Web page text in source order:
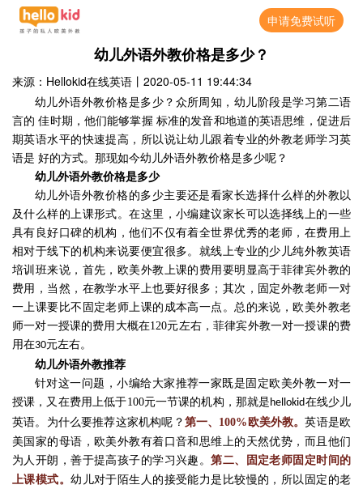
申请免费试听
幼儿外语外教价格是多少？
来源：Hellokid在线英语 丨 2020-05-11 19:44:34
幼儿外语外教价格是多少？众所周知，幼儿阶段是学习第二语
言的 佳时期，他们能够掌握 标准的发音和地道的英语思维，促进后
期英语水平的快速提高，所以说让幼儿跟着专业的外教老师学习英
语是 好的方式。那现如今幼儿外语外教价格是多少呢？
幼儿外语外教价格是多少
幼儿外语外教价格的多少主要还是看家长选择什么样的外教以
及什么样的上课形式。在这里，小编建议家长可以选择线上的一些
具有良好口碑的机构，他们不仅有着全世界优秀的老师，在费用上
相对于线下的机构来说要便宜很多。就线上专业的少儿纯外教英语
培训班来说，首先，欧美外教上课的费用要明显高于菲律宾外教的
费用，当然，在教学水平上也要好很多；其次，固定外教老师一对
一上课要比不固定老师上课的成本高一点。总的来说，欧美外教老
师一对一授课的费用大概在120元左右，菲律宾外教一对一授课的费
用在30元左右。
幼儿外语外教推荐
针对这一问题，小编给大家推荐一家既是固定欧美外教一对一
授课，又在费用上低于100元一节课的机构，那就是hellokid在线少儿
英语。为什么要推荐这家机构呢？ 第一、 100% 欧美外教。英语是欧
美国家的母语，欧美外教有着口音和思维上的天然优势，而且他们
为人开朗，善于提高孩子的学习兴趣。第二、固定老师固定时间的
上课模式。幼儿对于陌生人的接受能力是比较慢的，所以固定的老